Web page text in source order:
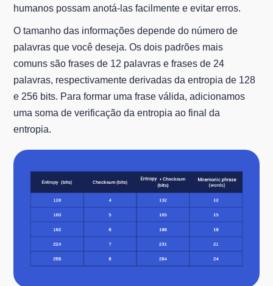
humanos possam anotá-las facilmente e evitar erros.
O tamanho das informações depende do número de
palavras que você deseja. Os dois padrões mais
comuns são frases de 12 palavras e frases de 24
palavras, respectivamente derivadas da entropia de 128
e 256 bits. Para formar uma frase válida, adicionamos
uma soma de verificação da entropia ao final da
entropia.